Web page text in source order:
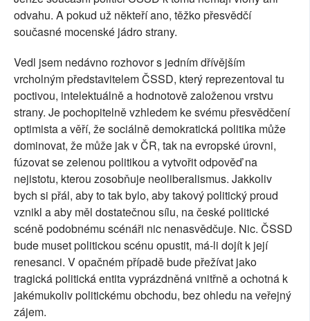
odvahu. A pokud už někteří ano, těžko přesvědčí
současné mocenské jádro strany.
Vedl jsem nedávno rozhovor s jedním dřívějším
vrcholným představitelem ČSSD, který reprezentoval tu
poctivou, intelektuálně a hodnotově založenou vrstvu
strany. Je pochopitelně vzhledem ke svému přesvědčení
optimista a věří, že sociálně demokratická politika může
dominovat, že může jak v ČR, tak na evropské úrovni,
fúzovat se zelenou politikou a vytvořit odpověď na
nejistotu, kterou zosobňuje neoliberalismus. Jakkoliv
bych si přál, aby to tak bylo, aby takový politický proud
vznikl a aby měl dostatečnou sílu, na české politické
scéně podobnému scénáři nic nenasvědčuje. Nic. ČSSD
bude muset politickou scénu opustit, má-li dojít k její
renesanci. V opačném případě bude přežívat jako
tragická politická entita vyprázdněná vnitřně a ochotná k
jakémukoliv politickému obchodu, bez ohledu na veřejný
zájem.